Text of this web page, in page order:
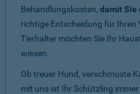
Behandlungskosten, damit Sie
richtige Entscheidung für Ihren
Tierhalter möchten Sie Ihr
wissen.
Ob treuer Hund, verschmuste
mit uns ist Ihr Schützling